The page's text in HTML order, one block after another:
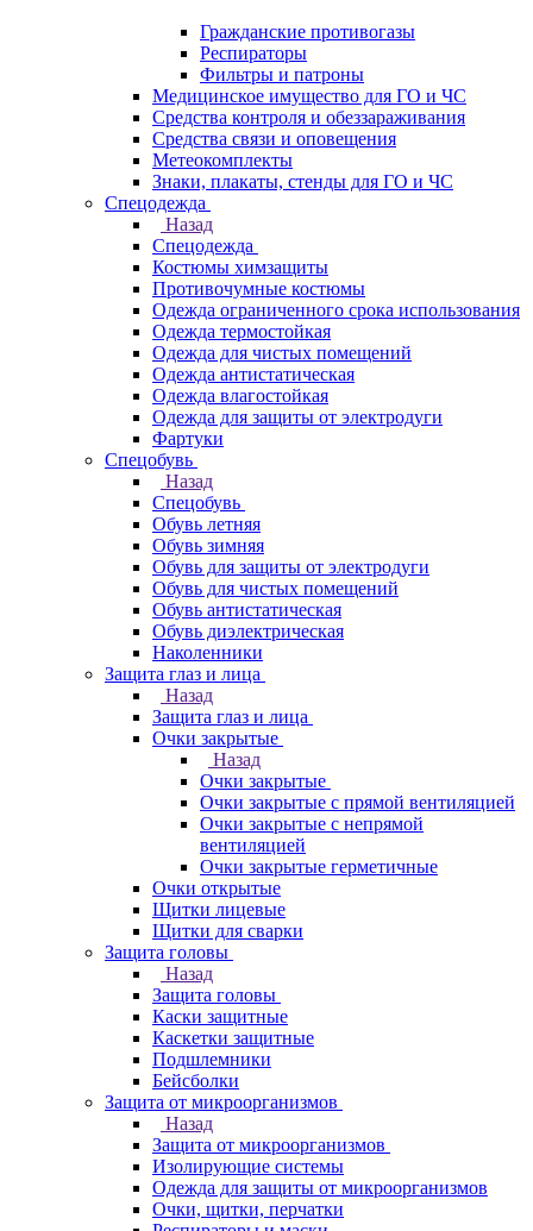
Гражданские противогазы
Респираторы
Фильтры и патроны
Медицинское имущество для ГО и ЧС
Средства контроля и обеззараживания
Средства связи и оповещения
Метеокомплекты
Знаки, плакаты, стенды для ГО и ЧС
Спецодежда
Назад
Спецодежда
Костюмы химзащиты
Противочумные костюмы
Одежда ограниченного срока использования
Одежда термостойкая
Одежда для чистых помещений
Одежда антистатическая
Одежда влагостойкая
Одежда для защиты от электродуги
Фартуки
Спецобувь
Назад
Спецобувь
Обувь летняя
Обувь зимняя
Обувь для защиты от электродуги
Обувь для чистых помещений
Обувь антистатическая
Обувь диэлектрическая
Наколенники
Защита глаз и лица
Назад
Защита глаз и лица
Очки закрытые
Назад
Очки закрытые
Очки закрытые с прямой вентиляцией
Очки закрытые с непрямой
вентиляцией
Очки закрытые герметичные
Очки открытые
Щитки лицевые
Щитки для сварки
Защита головы
Назад
Защита головы
Каски защитные
Каскетки защитные
Подшлемники
Бейсболки
Защита от микроорганизмов
Назад
Защита от микроорганизмов
Изолирующие системы
Одежда для защиты от микроорганизмов
Очки, щитки, перчатки